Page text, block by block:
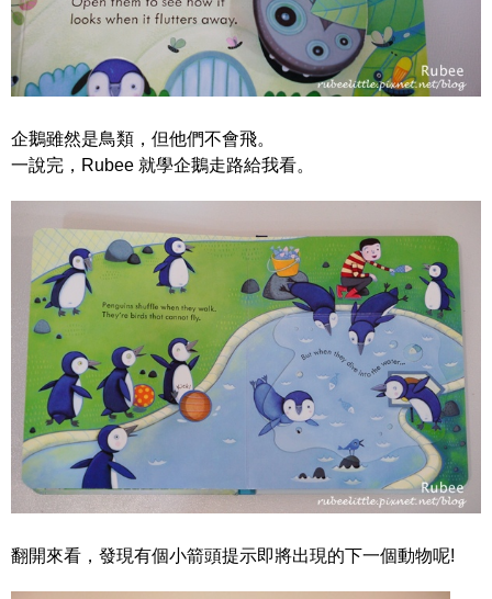
企鵝雖然是鳥類，但他們不會飛。
一說完，Rubee 就學企鵝走路給我看。
翻開來看，發現有個小箭頭提示即將出現的下一個動物呢!